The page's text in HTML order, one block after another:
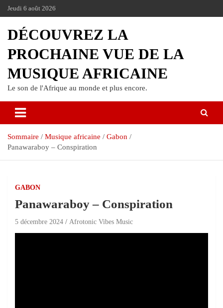
Jeudi 6 août 2026
DÉCOUVREZ LA
PROCHAINE VUE DE LA
MUSIQUE AFRICAINE
Le son de l'Afrique au monde et plus encore.
Sommaire Musique africaine
Gabon
Panawaraboy – Conspiration
GABON
Panawaraboy – Conspiration
5 décembre 2024 Afrotonic Vibes Music